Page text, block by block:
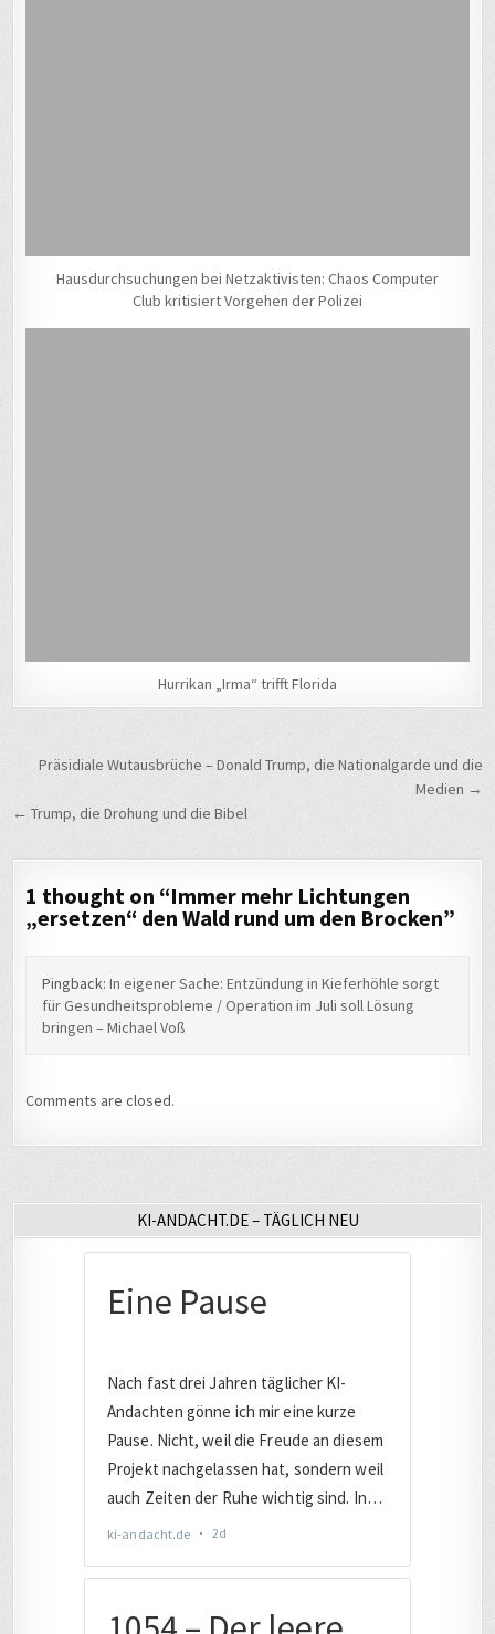
Hausdurchsuchungen bei Netzaktivisten: Chaos Computer
Club kritisiert Vorgehen der Polizei
Hurrikan „Irma“ trifft Florida
Beitragsnavigation
Präsidiale Wutausbrüche – Donald Trump, die Nationalgarde und die
Medien →
← Trump, die Drohung und die Bibel
1 thought on “Immer mehr Lichtungen
„ersetzen“ den Wald rund um den Brocken”
Pingback:In eigener Sache: Entzündung in Kieferhöhle sorgt
für Gesundheitsprobleme / Operation im Juli soll Lösung
bringen – Michael Voß
Comments are closed.
KI-ANDACHT.DE – TÄGLICH NEU